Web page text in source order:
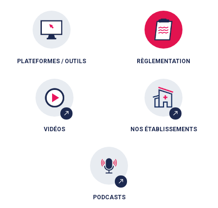
PLATEFORMES / OUTILS RÈGLEMENTATION
VIDÉOS NOS ÉTABLISSEMENTS
PODCASTS